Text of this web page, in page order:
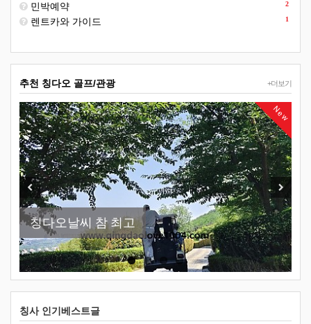
2
민박예약
1
렌트카와 가이드
+더보기
추천 칭다오 골프/관광
New
칭다오날씨 참 최고
칭다오-천주교당
소어산 -칭다오관광지 필코스
칭다오맥주박물관 이용방법
Previous Next
칭사 인기베스트글